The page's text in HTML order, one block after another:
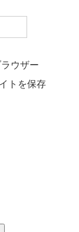
ウザー
トを保存